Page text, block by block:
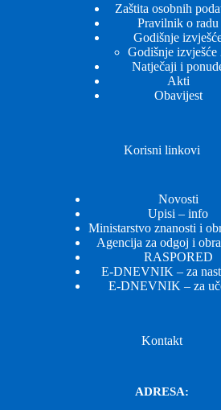
Zaštita osobnih
Pravilnik o radu
Godišnje
Godišnje izvješće
Natječaji i
Akti
Obavijest
Korisni linkovi
Novosti
Upisi – info
Ministarstvo znanosti i
Agencija za odgoj i
RASPORED
E-DNEVNIK – za
E-DNEVNIK – za
Kontakt
ADRESA: